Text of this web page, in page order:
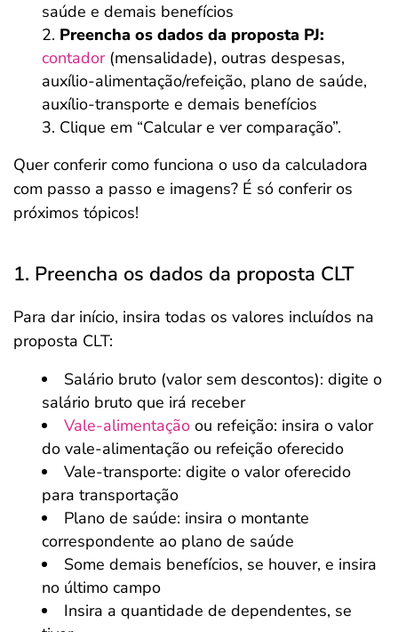
saúde e demais benefícios
Preencha os dados da proposta PJ:
contador(mensalidade), outras despesas,
auxílio-alimentação/refeição, plano de saúde,
auxílio-transporte e demais benefícios
Clique em “Calcular e ver comparação”.
Quer conferir como funciona o uso da calculadora
com passo a passo e imagens? É só conferir os
próximos tópicos!
1. Preencha os dados da proposta CLT
Para dar início, insira todas os valores incluídos na
proposta CLT:
Salário bruto (valor sem descontos): digite o
salário bruto que irá receber
Vale-alimentação ou refeição: insira o valor
do vale-alimentação ou refeição oferecido
Vale-transporte: digite o valor oferecido
para transportação
Plano de saúde: insira o montante
correspondente ao plano de saúde
Some demais benefícios, se houver, e insira
no último campo
Insira a quantidade de dependentes, se